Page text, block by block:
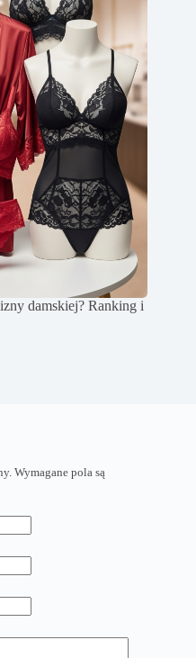
damskiej? Ranking i
Wymagane pola są